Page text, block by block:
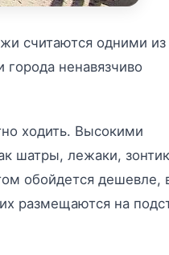
считаются одними из
ненавязчиво
ходить. Высокими
шатры, лежаки,
обойдется дешевле,
размещаются на